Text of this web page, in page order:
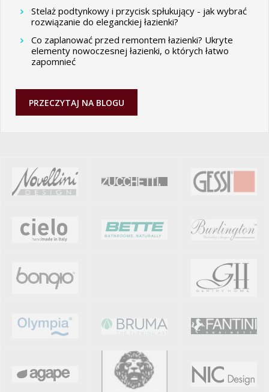
Stelaż podtynkowy i przycisk spłukujący - jak wybrać
rozwiązanie do eleganckiej łazienki?
Co zaplanować przed remontem łazienki? Ukryte
elementy nowoczesnej łazienki, o których łatwo
zapomnieć
PRZECZYTAJ NA BLOGU